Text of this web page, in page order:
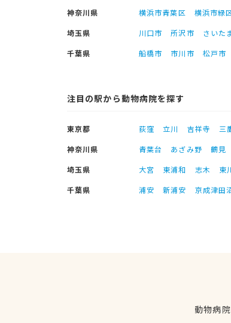
神奈川県
横浜市青葉区 横浜市緑
埼玉県
川口市 所沢市 さいた
千葉県
船橋市 市川市 松戸市
注目の駅から動物病院を探す
東京都 荻窪 立川 吉祥寺 三
神奈川県
青葉台 あざみ野 鶴見
埼玉県
大宮 東浦和 志木 東
千葉県
浦安 新浦安 京成津田
動物病